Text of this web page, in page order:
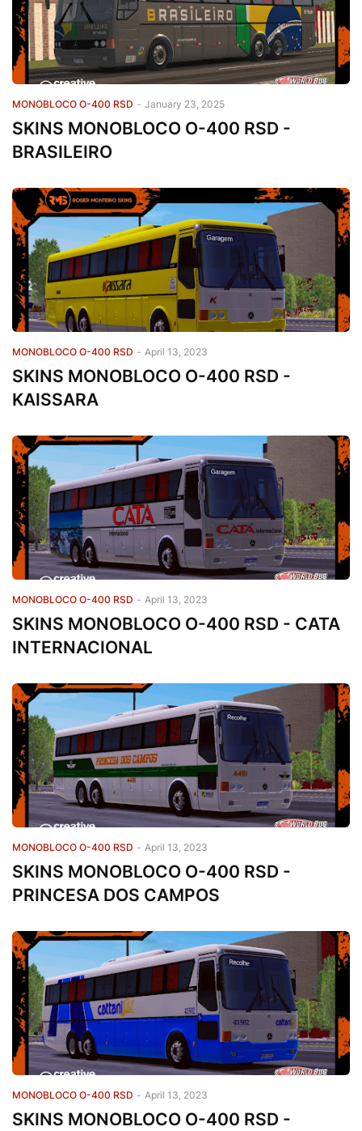
MONOBLOCO O-400 RSD - January 23, 2025
SKINS MONOBLOCO O-400 RSD -
BRASILEIRO
MONOBLOCO O-400 RSD - April 13, 2023
SKINS MONOBLOCO O-400 RSD -
KAISSARA
MONOBLOCO O-400 RSD - April 13, 2023
SKINS MONOBLOCO O-400 RSD - CATA
INTERNACIONAL
MONOBLOCO O-400 RSD - April 13, 2023
SKINS MONOBLOCO O-400 RSD -
PRINCESA DOS CAMPOS
MONOBLOCO O-400 RSD - April 13, 2023
SKINS MONOBLOCO O-400 RSD -